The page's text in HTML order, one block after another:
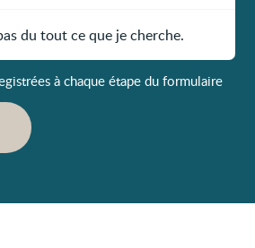
du tout ce que je cherche.
à chaque étape du formulaire